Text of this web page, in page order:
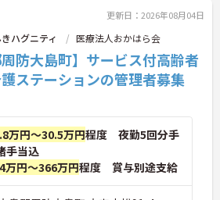
更新日：2026年08月04日
ハグニティ 医療法人おかはら会
周防大島町】サービス付高齢者
ステーションの管理者募集
万円～30.5万円程度 夜勤5回分手
手当込
万円～366万円程度 賞与別途支給